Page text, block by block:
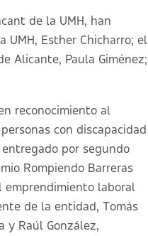
de la UMH, han
UMH, Esther Chicharro; el
Alicante, Paula Giménez;
reconocimiento al
con discapacidad
por segundo
Rompiendo Barreras
emprendimiento laboral
de la entidad, Tomás
y Raúl González,